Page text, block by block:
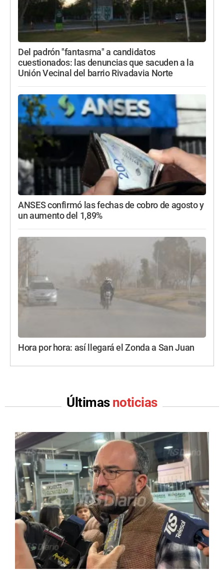
Del padrón "fantasma" a candidatos
cuestionados: las denuncias que sacuden a la
Unión Vecinal del barrio Rivadavia Norte
ANSES confirmó las fechas de cobro de agosto y
un aumento del 1,89%
Hora por hora: así llegará el Zonda a San Juan
Últimas noticias